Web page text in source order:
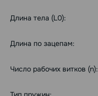
Длина тела (L0):
Длина по зацепам:
Число рабочих витков (n):